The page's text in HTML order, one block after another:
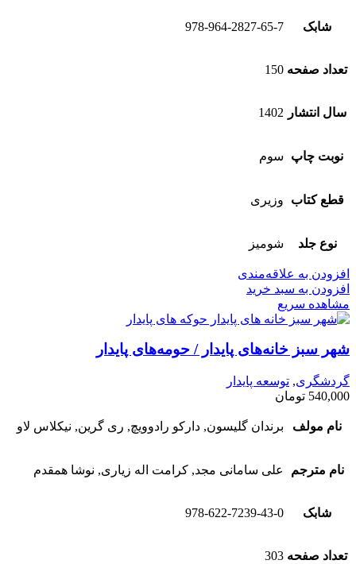
شابک 978-964-2827-65-7
تعداد صفحه 150
سال انتشار 1402
نوبت چاپ سوم
قطع کتاب وزیری
نوع جلد شومیز
افزودن به علاقه‌مندی
افزودن به سبد خرید
مشاهده سریع
شهر سبز خانه‌های پایدار / حومه‌های پایدار
گردشگری, توسعه پایدار
540,000 تومان
نام مولف برندان گلیسون, دارکو رادوویچ, ری گرین, نیکلاس لاو
نام مترجم علی سامانی مجد, کرامت اله زیاری, نوشا همقدم
شابک 978-622-7239-43-0
تعداد صفحه 303